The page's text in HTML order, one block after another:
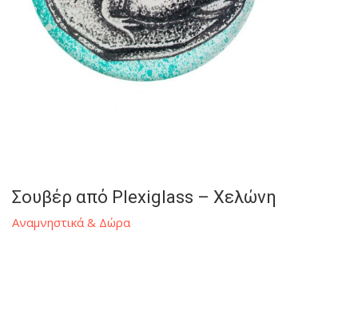
Σουβέρ από Plexiglass – Χελώνη
Αναμνηστικά & Δώρα